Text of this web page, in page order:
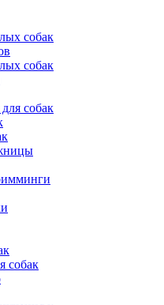
собак
собак
собак
собак